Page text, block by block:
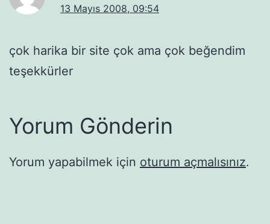
13 Mayıs 2008, 09:54
çok harika bir site çok ama çok beğendim
teşekkürler
Yorum Gönderin
Yorum yapabilmek için oturum açmalısınız.